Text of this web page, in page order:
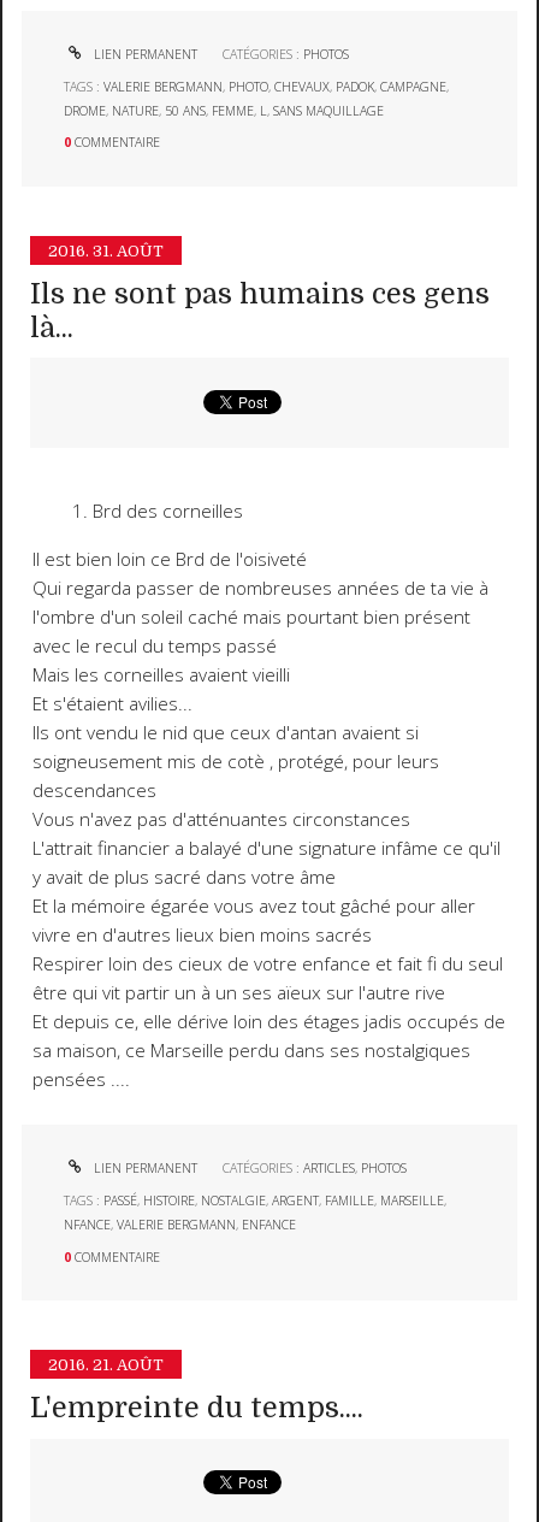
LIEN PERMANENT CATÉGORIES : PHOTOS
TAGS :VALERIE BERGMANN, PHOTO,CHEVAUX, PADOK,CAMPAGNE,
DROME, NATURE, 50 ANS, FEMME, L ,SANS MAQUILLAGE
0 COMMENTAIRE
2016. 31. AOÛT
Ils ne sont pas humains ces gens
là...
Brd des corneilles
Il est bien loin ce Brd de l'oisiveté
Qui regarda passer de nombreuses années de ta vie à
l'ombre d'un soleil caché mais pourtant bien présent
avec le recul du temps passé
Mais les corneilles avaient vieilli
Et s'étaient avilies...
Ils ont vendu le nid que ceux d'antan avaient si
soigneusement mis de cotè , protégé, pour leurs
descendances
Vous n'avez pas d'atténuantes circonstances
L'attrait financier a balayé d'une signature infâme ce qu'il
y avait de plus sacré dans votre âme
Et la mémoire égarée vous avez tout gâché pour aller
vivre en d'autres lieux bien moins sacrés
Respirer loin des cieux de votre enfance et fait fi du seul
être qui vit partir un à un ses aïeux sur l'autre rive
Et depuis ce, elle dérive loin des étages jadis occupés de
sa maison, ce Marseille perdu dans ses nostalgiques
pensées ....
LIEN PERMANENT CATÉGORIES :ARTICLES, PHOTOS
TAGS : PASSÉ, HISTOIRE, NOSTALGIE,ARGENT, FAMILLE, MARSEILLE,
NFANCE,VALERIE BERGMANN, ENFANCE
0 COMMENTAIRE
2016. 21. AOÛT
L'empreinte du temps....